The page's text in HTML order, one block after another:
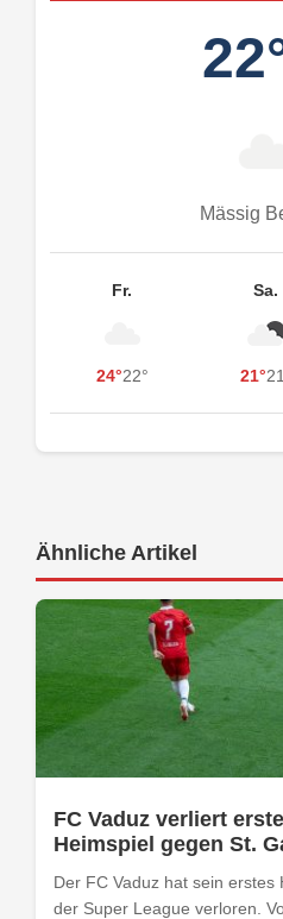
Mässig
Fr.
24°22°
Sa.
21°
Ähnliche Artikel
FC Vaduz verliert
Heimspiel gegen St.
Der FC Vaduz hat sein erstes
der Super League verloren.